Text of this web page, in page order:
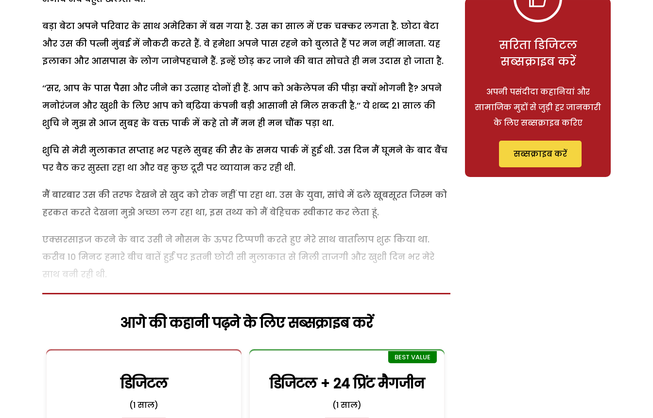
बड़ा बेटा अपने परिवार के साथ अमेरिका में बस गया है. उस का साल में एक चक्कर लगता है. छोटा बेटा
और उस की पत्नी मुंबई में नौकरी करते हैं. वे हमेशा अपने पास रहने को बुलाते हैं पर मन नहीं मानता. यह
इलाका और आसपास के लोग जानेपहचाने हैं. इन्हें छोड़ कर जाने की बात सोचते ही मन उदास हो जाता है.
‘‘सर, आप के पास पैसा और जीने का उत्साह दोनों ही हैं. आप को अकेलेपन की पीड़ा क्यों भोगनी है? अपने
मनोरंजन और खुशी के लिए आप को बढि़या कंपनी बड़ी आसानी से मिल सकती है.’’ ये शब्द 21 साल की
शुचि ने मुझ से आज सुबह के वक्त पार्क में कहे तो मैं मन ही मन चौंक पड़ा था.
शुचि से मेरी मुलाकात सप्ताह भर पहले सुबह की सैर के समय पार्क में हुई थी. उस दिन मैं घूमने के बाद बैंच
पर बैठ कर सुस्ता रहा था और वह कुछ दूरी पर व्यायाम कर रही थी.
मैं बारबार उस की तरफ देखने से खुद को रोक नहीं पा रहा था. उस के युवा, सांचे में ढले खूबसूरत जिस्म को
हरकत करते देखना मुझे अच्छा लग रहा था, इस तथ्य को मैं बेहिचक स्वीकार कर लेता हूं.
एक्सरसाइज करने के बाद उसी ने मौसम के ऊपर टिप्पणी करते हुए मेरे साथ वार्तालाप शुरू किया था.
करीब 10 मिनट हमारे बीच बातें हुईं पर इतनी छोटी सी मुलाकात से मिली ताजगी और खुशी दिन भर मेरे
साथ बनी रही थी.
आगे की कहानी पढ़ने के लिए सब्सक्राइब करें
डिजिटल
(1 साल)
डिजिटल + 24 प्रिंट मैगजीन
(1 साल)
सरिता डिजिटल
सब्सक्राइब करें
अपनी पसंदीदा कहानियां और
सामाजिक मुद्दों से जुड़ी हर जानकारी
के लिए सब्सक्राइब करिए
सब्सक्राइब करें